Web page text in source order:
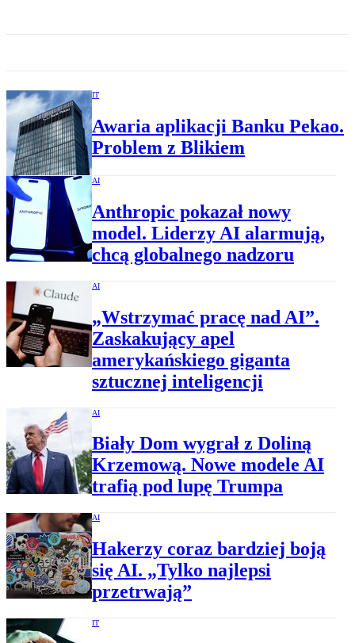
IT
Awaria aplikacji Banku Pekao.
Problem z Blikiem
AI
Anthropic pokazał nowy
model. Liderzy AI alarmują,
chcą globalnego nadzoru
AI
„Wstrzymać pracę nad AI”.
Zaskakujący apel
amerykańskiego giganta
sztucznej inteligencji
AI
Biały Dom wygrał z Doliną
Krzemową. Nowe modele AI
trafią pod lupę Trumpa
AI
Hakerzy coraz bardziej boją
się AI. „Tylko najlepsi
przetrwają”
IT